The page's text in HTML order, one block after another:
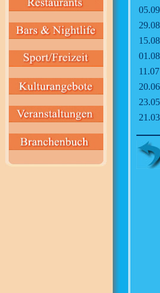
05.09
29.08
15.08
01.08
11.07
20.06
23.05
21.03